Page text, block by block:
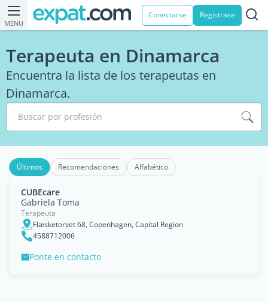
MENU
Conectarse Registrase
Terapeuta en Dinamarca
Encuentra la lista de los terapeutas en
Dinamarca.
Buscar por profesión
Últimos Recomendaciones Alfabético
CUBEcare
Gabriela Toma
Terapeuta
Flæsketorvet 68, Copenhagen, Capital Region
4588712006
Ponte en contacto